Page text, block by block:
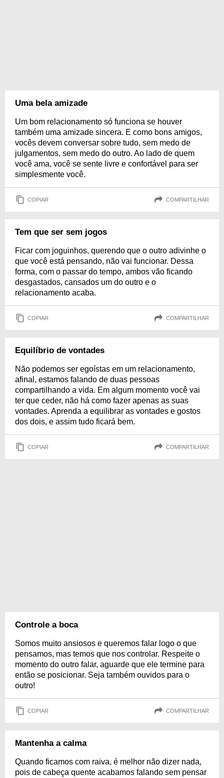
Uma bela amizade
Um bom relacionamento só funciona se houver
também uma amizade sincera. E como bons amigos,
vocês devem conversar sobre tudo, sem medo de
julgamentos, sem medo do outro. Ao lado de quem
você ama, você se sente livre e confortável para ser
simplesmente você.
COPIAR COMPARTILHAR
Tem que ser sem jogos
Ficar com joguinhos, querendo que o outro adivinhe o
que você está pensando, não vai funcionar. Dessa
forma, com o passar do tempo, ambos vão ficando
desgastados, cansados um do outro e o
relacionamento acaba.
COPIAR COMPARTILHAR
Equilíbrio de vontades
Não podemos ser egoístas em um relacionamento,
afinal, estamos falando de duas pessoas
compartilhando a vida. Em algum momento você vai
ter que ceder, não há como fazer apenas as suas
vontades. Aprenda a equilibrar as vontades e gostos
dos dois, e assim tudo ficará bem.
COPIAR COMPARTILHAR
Controle a boca
Somos muito ansiosos e queremos falar logo o que
pensamos, mas temos que nos controlar. Respeite o
momento do outro falar, aguarde que ele termine para
então se posicionar. Seja também ouvidos para o
outro!
COPIAR COMPARTILHAR
Mantenha a calma
Quando ficamos com raiva, é melhor não dizer nada,
pois de cabeça quente acabamos falando sem pensar